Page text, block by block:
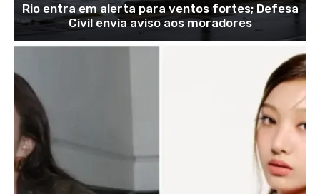
Rio entra em alerta para ventos fortes; Defesa
Civil envia aviso aos moradores